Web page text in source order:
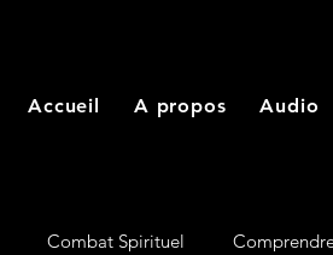
Accueil A propos Audio
Combat Spirituel